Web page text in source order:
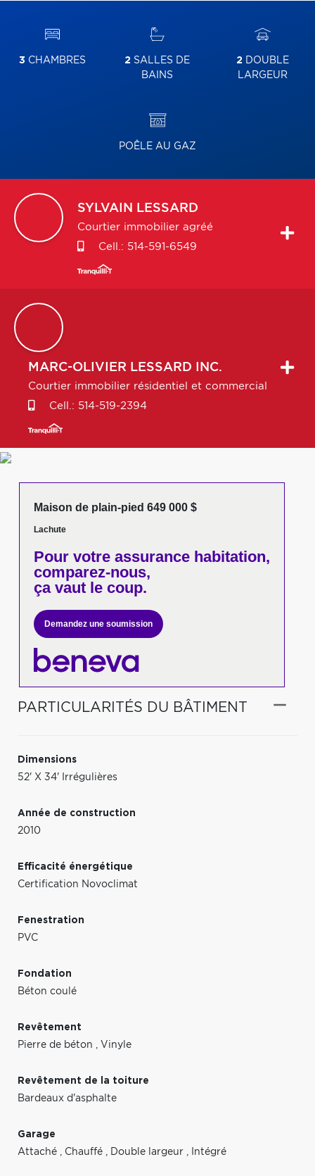
3 CHAMBRES 2 SALLES DE
BAINS
2DOUBLE
LARGEUR
POÊLE AU GAZ
SYLVAIN LESSARD
Courtier immobilier agréé
Cell.: 514-591-6549
MARC-OLIVIER LESSARD INC.
Courtier immobilier résidentiel et commercial
Cell.: 514-519-2394
Maison de plain-pied 649 000 $
Lachute
Pour votreassurance habitation,
comparez-nous,
ça vaut le coup.
Demandez une soumission
PARTICULARITÉS DU BÂTIMENT
Dimensions
52' X 34' Irrégulières
Année de construction
2010
Efficacité énergétique
Certification Novoclimat
Fenestration
PVC
Fondation
Béton coulé
Revêtement
Pierre de béton , Vinyle
Revêtement de la toiture
Bardeaux d'asphalte
Garage
Attaché , Chauffé , Double largeur , Intégré